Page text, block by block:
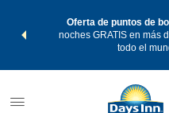
Oferta de puntos de
noches GRATIS en más
todo el